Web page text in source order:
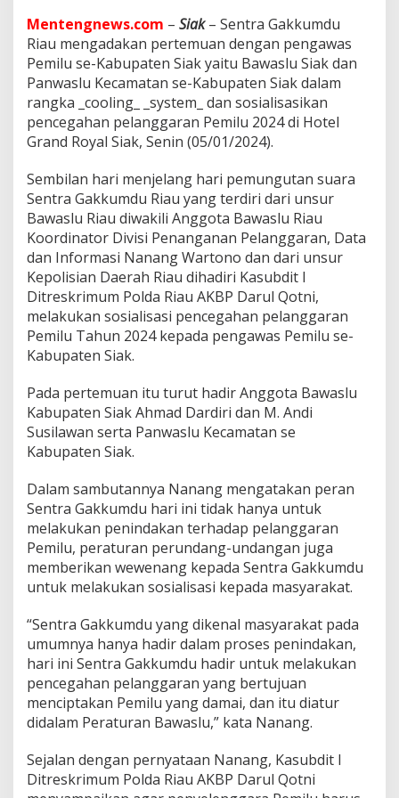
g
a
w
a
s
P
m
i
u
S
e
K
a
b
u
p
a
t
e
i
a
k
D
a
m
R
a
n
g
k
a
o
o
l
n
g
S
s
t
e
Mentengnews.com – Siak– Sentra Gakkumdu
Riau mengadakan pertemuan dengan pengawas
Pemilu se-Kabupaten Siak yaitu Bawaslu Siak dan
Panwaslu Kecamatan se-Kabupaten Siak dalam
rangka _cooling_ _system_ dan sosialisasikan
pencegahan pelanggaran Pemilu 2024 di Hotel
Grand Royal Siak, Senin (05/01/2024).
Sembilan hari menjelang hari pemungutan suara
Sentra Gakkumdu Riau yang terdiri dari unsur
Bawaslu Riau diwakili Anggota Bawaslu Riau
Koordinator Divisi Penanganan Pelanggaran, Data
dan Informasi Nanang Wartono dan dari unsur
Kepolisian Daerah Riau dihadiri Kasubdit I
Ditreskrimum Polda Riau AKBP Darul Qotni,
melakukan sosialisasi pencegahan pelanggaran
Pemilu Tahun 2024 kepada pengawas Pemilu se-
Kabupaten Siak.
Pada pertemuan itu turut hadir Anggota Bawaslu
Kabupaten Siak Ahmad Dardiri dan M. Andi
Susilawan serta Panwaslu Kecamatan se
Kabupaten Siak.
Dalam sambutannya Nanang mengatakan peran
Sentra Gakkumdu hari ini tidak hanya untuk
melakukan penindakan terhadap pelanggaran
Pemilu, peraturan perundang-undangan juga
memberikan wewenang kepada Sentra Gakkumdu
untuk melakukan sosialisasi kepada masyarakat.
“Sentra Gakkumdu yang dikenal masyarakat pada
umumnya hanya hadir dalam proses penindakan,
hari ini Sentra Gakkumdu hadir untuk melakukan
pencegahan pelanggaran yang bertujuan
menciptakan Pemilu yang damai, dan itu diatur
didalam Peraturan Bawaslu,” kata Nanang.
Sejalan dengan pernyataan Nanang, Kasubdit I
Ditreskrimum Polda Riau AKBP Darul Qotni